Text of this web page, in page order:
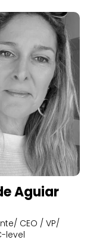
Aguiar
CEO / VP/
level